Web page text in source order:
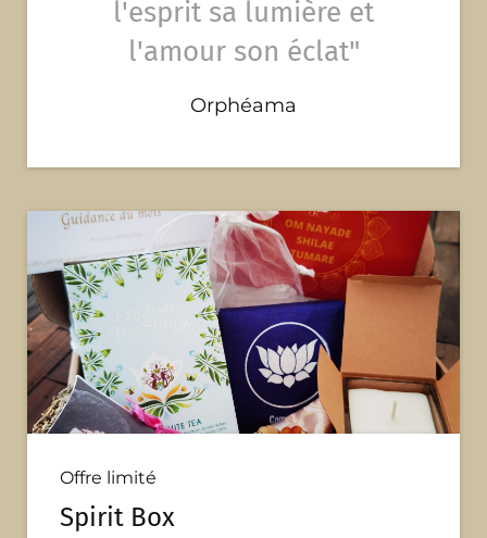
l'esprit sa lumière et
l'amour son éclat"
Orphéama
Offre limité
Spirit Box